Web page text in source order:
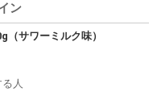
ン
（サワーミルク味）
人